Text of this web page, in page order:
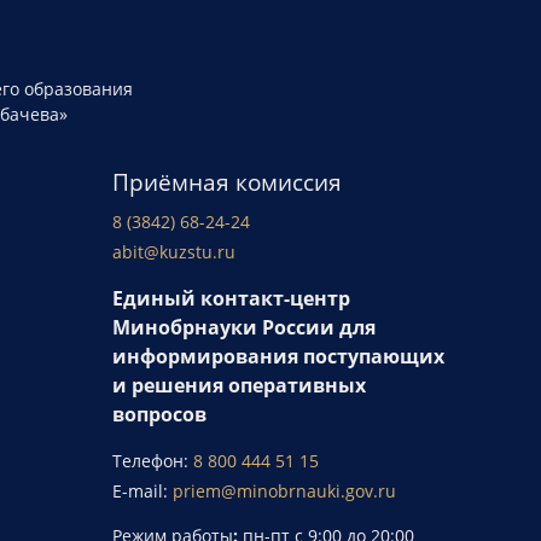
образования
Приёмная комиссия
8 (3842) 68-24-24
abit@kuzstu.ru
Единый контакт-центр
Минобрнауки России для
информирования поступающих
и решения оперативных
вопросов
Телефон:8 800 444 51 15
E-mail: priem@minobrnauki.gov.ru
Режим работы: пн-пт с 9:00 до 20:00